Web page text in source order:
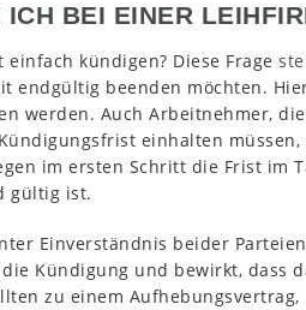
BEI EINER
kündigen? Diese Frage
endgültig beenden möchten.
werden. Auch Arbeitnehmer,
einhalten
im ersten Schritt die Frist im
gültig ist.
Einverständnis beider
Kündigung und bewirkt, dass
zu einem